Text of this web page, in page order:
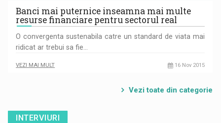
Banci mai puternice inseamna mai multe
resurse financiare pentru sectorul real
O convergenta sustenabila catre un standard de viata mai
ridicat ar trebui sa fie…
VEZI MAI MULT 16 Nov 2015
Vezi toate din categorie
INTERVIURI